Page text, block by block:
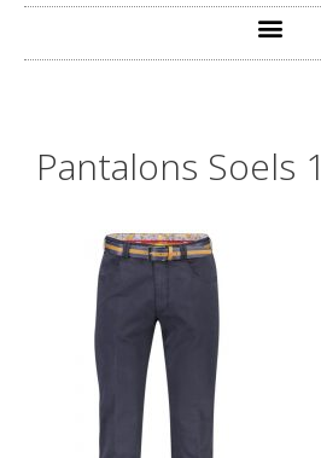
Pantalons Soels 1